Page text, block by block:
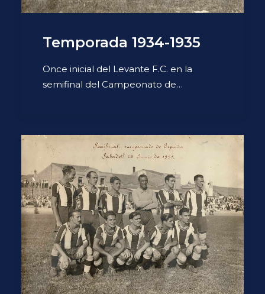
Temporada 1934-1935
Once inicial del Levante F.C. en la
semifinal del Campeonato de…